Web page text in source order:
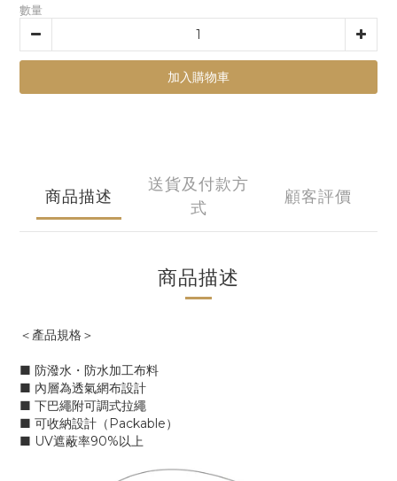
數量
加入購物車
商品描述
送貨及付款方
式
顧客評價
商品描述
＜產品規格＞
■ 防潑水・防水加工布料
■ 內層為透氣網布設計
■ 下巴繩附可調式拉繩
■ 可收納設計（Packable）
■ UV遮蔽率90%以上